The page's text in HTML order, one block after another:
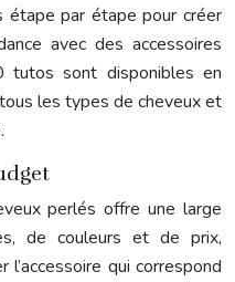
étape par étape pour créer
avec des accessoires
tutos sont disponibles en
les types de cheveux et
perlés offre une large
de couleurs et de prix,
qui correspond